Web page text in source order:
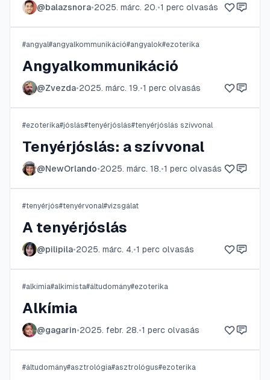
@balazsnora•2025. márc. 20.•1 perc olvasás
#angyal#angyalkommunikáció#angyalok#ezoterika
Angyalkommunikáció
@Zvezda•2025. márc. 19.•1 perc olvasás
#ezoterika#jóslás#tenyérjóslás#tenyérjóslás szívvonal
Tenyérjóslás: a szívvonal
@NewOrlando•2025. márc. 18.•1 perc olvasás
#tenyérjós#tenyérvonal#vizsgálat
A tenyérjóslás
@pilipila•2025. márc. 4.•1 perc olvasás
#alkímia#alkimista#áltudomány#ezoterika
Alkímia
@gagarin•2025. febr. 28.•1 perc olvasás
#áltudomány#asztrológia#asztrológus#ezoterika